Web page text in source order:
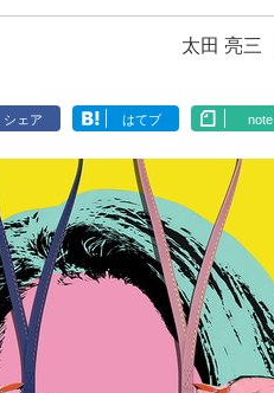
太田 亮三
シェア はてブ note